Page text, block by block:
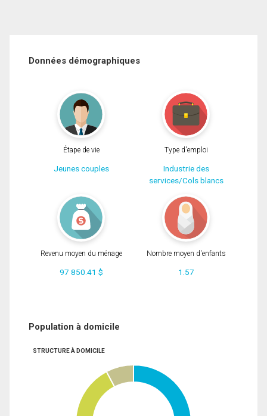
Données démographiques
Étape de vie
Jeunes couples
Type d'emploi
Industrie des
services/Cols blancs
Revenu moyen du ménage
97 850.41 $
Nombre moyen d'enfants
1.57
Population à domicile
STRUCTURE À DOMICILE